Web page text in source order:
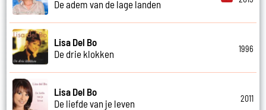
De adem van de lage landen
Lisa Del Bo
De drie klokken
1996
Lisa Del Bo
De liefde van je leven
2011